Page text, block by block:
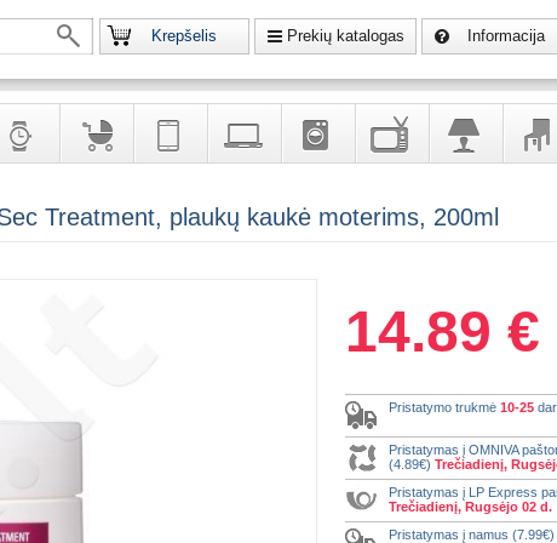
Krepšelis Prekių katalogas Informacija
vaikamsnavigacija
ir ryšio
technikatechnikakita
namų
Treatment, plaukų kaukė moterims, 200ml
14.89 €
Pristatymo trukmė 10-25
Pristatymas į OMNIVA
(4.89€) Trečiadienį,
Pristatymas į LP Express
Trečiadienį, Rugsėjo 02 d.
Pristatymas į namus (7.99€)